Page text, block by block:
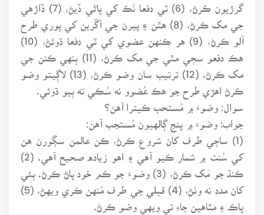
گرڙيون ڪرڻ، (6) ٽي دفعا نَڪ کي پاڻي ڏيڻ، (7) ڏاڙهي
جي مک ڪرڻ، (8) هٿن ۽ پيرن جي آڱرين کي پوري طرح
آلو ڪرڻ، (9) هر ڪنهن عضوي کي ٽي دفعا ڌوئڻ، (10)
هڪ دفعو سڄي مٿي جي مک ڪرڻ، (11) ٻنهي ڪنن جي
مک ڪرڻ، (12) ترتيب سان وضو ڪرڻ، (13) لاڳيتو وضو
ڪرڻ اهڙي طرح جو هڪ عُضوو نه سُڪي ته ٻيو ڌوئي.
سوال: وضوءَ ۾ مُستحب ڪيترا آهن؟
جواب: وضوءَ ۾ پنج ڳالهيون مُستجب آهن:
(1) ساڄي طرف کان شروع ڪرڻ، ڪن عالمن سڳورن هن
کي سُنت ۾ شمار ڪيو آهي ۽ اهو زياده صحيح آهي. (2)
ڪنڌ جو مَک ڪرڻ، (3) وضوءَ جو ڪم خود پاڻ ڪرڻ. ٻئي
کان مدد نه وٺڻ، (4) قبلي جي طرف مُنهن ڪري ويهڻ، (5)
پاڪ ۽ مٿاهين جاءِ تي ويهي وضو ڪرڻ.